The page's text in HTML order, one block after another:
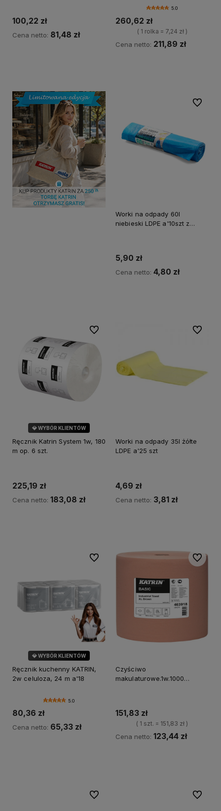
100,22 zł
Cena netto: 81,48 zł
5.0
260,62 zł
( 1 rolka = 7,24 zł )
Cena netto: 211,89 zł
Worki na odpady 60l
niebieski LDPE a'10szt z
5,90 zł
Cena netto: 4,80 zł
Do
💎 WYBÓR KLIENTÓW
Ręcznik Katrin System 1w, 180
m op. 6 szt.
225,19 zł
Cena netto: 183,08 zł
Do ulubionych
Worki na odpady 35l żółte
LDPE a'25 szt
4,69 zł
Cena netto: 3,81 zł
Do
💎 WYBÓR KLIENTÓW
Ręcznik kuchenny KATRIN,
2w celuloza, 24 m a'18
5.0
80,36 zł
Cena netto: 65,33 zł
Do ulubionych
Czyściwo
makulaturowe.1w.1000
151,83 zł
( 1 szt. = 151,83 zł )
Cena netto: 123,44 zł
Do
Do ulubionych Do